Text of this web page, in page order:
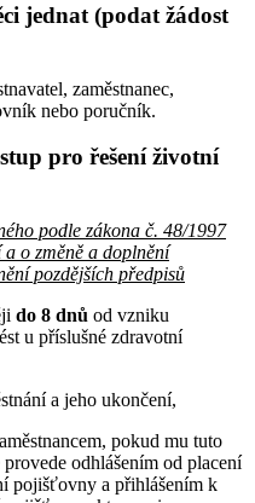
jednat (podat žádost
zaměstnanec,
nebo poručník.
pro řešení životní
podle zákona č. 48/1997
o změně a doplnění
pozdějších předpisů
do 8 dnů od vzniku
u příslušné zdravotní
a jeho ukončení,
pokud mu tuto
odhlášením od placení
pojišťovny a přihlášením k